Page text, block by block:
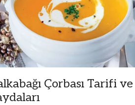
Çorbası Tarifi ve